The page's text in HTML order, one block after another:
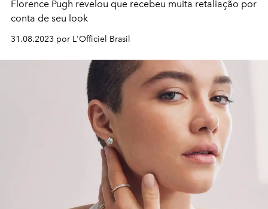
Florence Pugh revelou que recebeu muita retaliação por
conta de seu look
31.08.2023 por L'Officiel Brasil